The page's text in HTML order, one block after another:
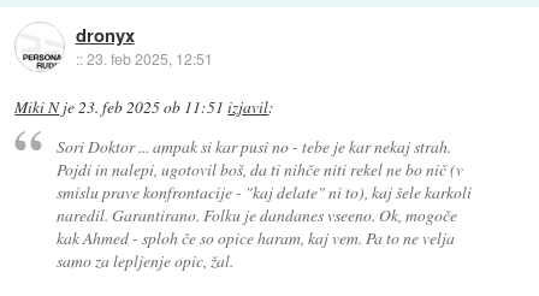
dronyx
::23. feb 2025, 12:51
Miki Nje 23. feb 2025 ob 11:51 izjavil:
Sori Doktor ... ampak si kar pusi no - tebe je kar nekaj strah.
Pojdi in nalepi, ugotovil boš, da ti nihče niti rekel ne bo nič (v
smislu prave konfrontacije - "kaj delate" ni to), kaj šele karkoli
naredil. Garantirano. Folku je dandanes vseeno. Ok, mogoče
kak Ahmed - sploh če so opice haram, kaj vem. Pa to ne velja
samo za lepljenje opic, žal.